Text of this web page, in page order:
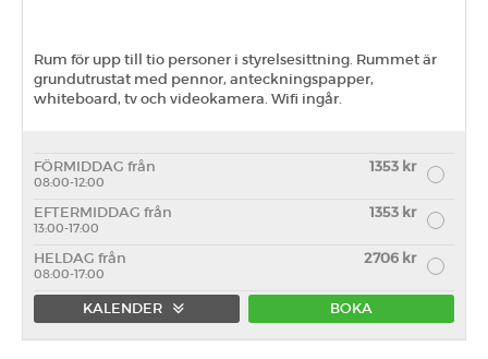
Rum för upp till tio personer i styrelsesittning. Rummet är
grundutrustat med pennor, anteckningspapper,
whiteboard, tv och videokamera. Wifi ingår.
FÖRMIDDAG från 1353 kr
08:00-12:00
EFTERMIDDAG från 1353 kr
13:00-17:00
HELDAG från 2706 kr
08:00-17:00
KALENDER BOKA